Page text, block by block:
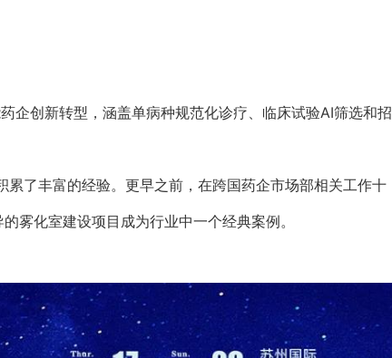
企创新转型，涵盖单病种规范化诊疗、临床试验AI筛选和招
了丰富的经验。更早之前，在跨国药企市场部相关工作十
雾化室建设项目成为行业中一个经典案例。